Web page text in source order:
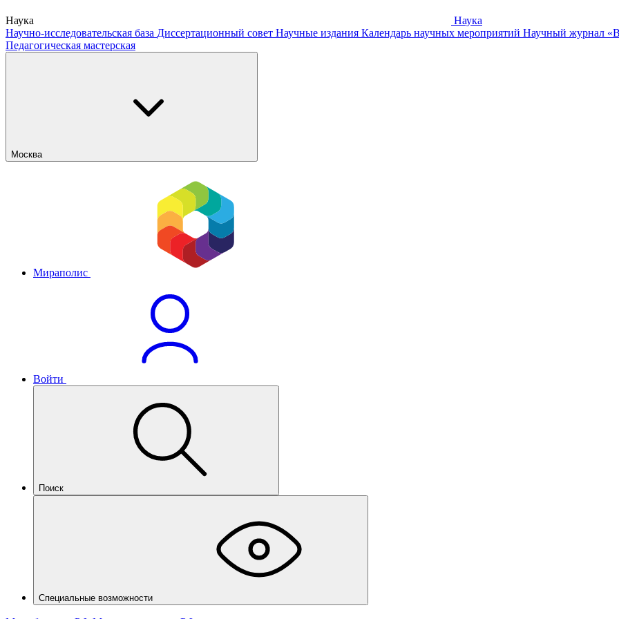
Наука
Наука
Научно-исследовательская база Диссертационный совет Научные издания Календарь научных мероприятий Научный журнал
Педагогическая мастерская
Москва
Мираполис
Войти
Поиск
Специальные возможности